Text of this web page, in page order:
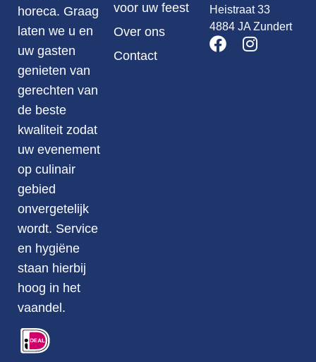
horeca. Graag
laten we u en
uw gasten
genieten van
gerechten van
de beste
kwaliteit zodat
uw evenement
op culinair
gebied
onvergetelijk
wordt. Service
en hygiëne
staan hierbij
hoog in het
vaandel.
voor uw feest
Over ons
Contact
Heistraat 33
4884 JA Zundert